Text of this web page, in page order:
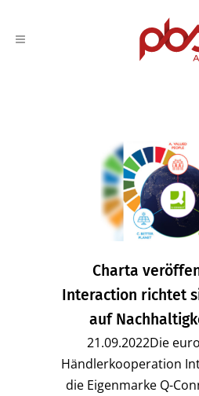
Charta
Interaction richtet
auf
21.09.2022Die
Händlerkooperation
die Eigenmarke Q-